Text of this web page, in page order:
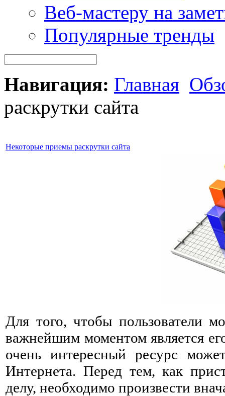
Веб-мастеру на
Популярные тренды
Навигация: Главная
раскрутки сайта
Некоторые приемы раскрутки сайта
Для того, чтобы пользователи
важнейшим моментом является
очень интересный ресурс
Интернета. Перед тем, как
делу, необходимо произвести